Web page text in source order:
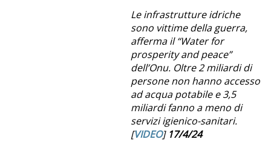
Le infrastrutture idriche
sono vittime della guerra,
afferma il “Water for
prosperity and peace”
dell’Onu. Oltre 2 miliardi di
persone non hanno accesso
ad acqua potabile e 3,5
miliardi fanno a meno di
servizi igienico-sanitari.
[VIDEO] 17/4/24